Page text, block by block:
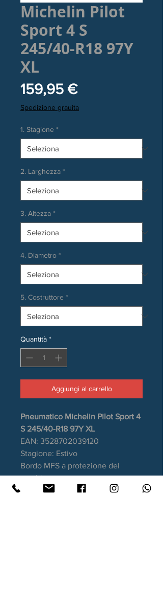
Michelin Pilot
Sport 4 S
245/40-R18 97Y
XL
159,95 €Prezzo
Spedizione grauita
1. Stagione *
2. Larghezza *
3. Altezza *
4. Diametro *
5. Costruttore *
Quantità *
Aggiungi al carrello
Pneumatico Michelin Pilot Sport 4
S 245/40-R18 97Y XL
EAN: 3528702039120
Stagione: Estivo
Bordo MFS a protezione del
cerchio
Aderenza sul bagnato: B